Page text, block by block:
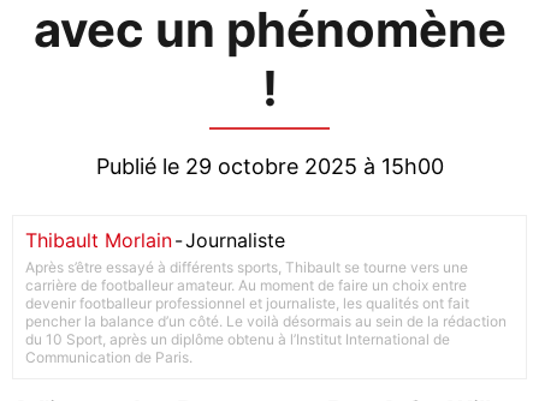
avec un phénomène
!
Publié le 29 octobre 2025 à 15h00
Thibault Morlain-Journaliste
Après s’être essayé à différents sports, Thibault se tourne vers une
carrière de footballeur amateur. Au moment de faire un choix entre
devenir footballeur professionnel et journaliste, les qualités ont fait
pencher la balance d’un côté. Le voilà désormais au sein de la rédaction
du 10 Sport, après un diplôme obtenu à l’Institut International de
Communication de Paris.